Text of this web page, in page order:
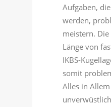
Aufgaben,
werden,
meistern.
Länge von
IKBS-
somit
Alles in